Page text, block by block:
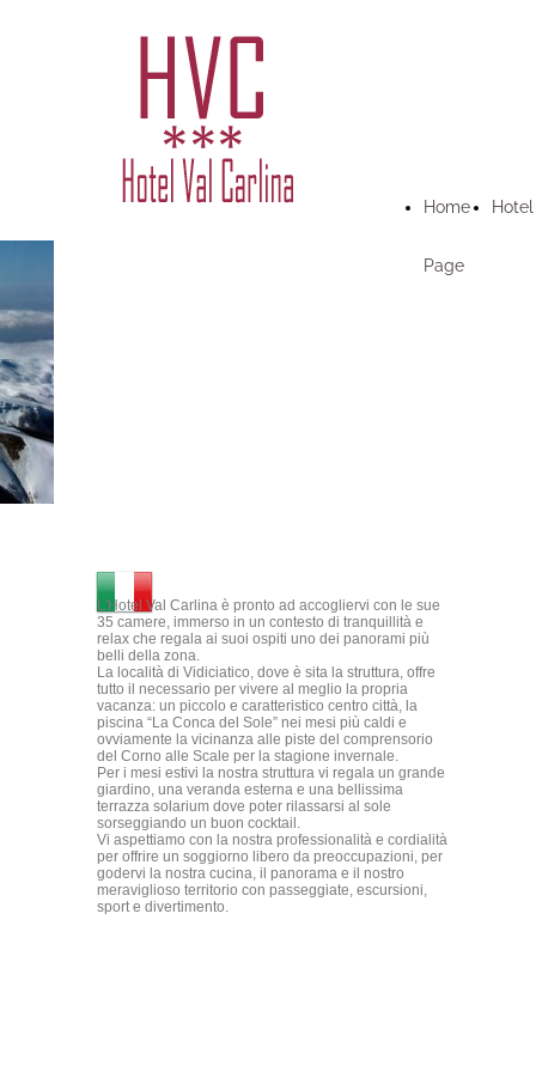
Home
Page
Hotel
L'Hotel Val Carlina è pronto ad accogliervi con le sue
35 camere, immerso in un contesto di tranquillità e
relax che regala ai suoi ospiti uno dei panorami più
belli della zona.
La località di Vidiciatico, dove è sita la struttura, offre
tutto il necessario per vivere al meglio la propria
vacanza: un piccolo e caratteristico centro città, la
piscina “La Conca del Sole” nei mesi più caldi e
ovviamente la vicinanza alle piste del comprensorio
del Corno alle Scale per la stagione invernale.
Per i mesi estivi la nostra struttura vi regala un grande
giardino, una veranda esterna e una bellissima
terrazza solarium dove poter rilassarsi al sole
sorseggiando un buon cocktail.
Vi aspettiamo con la nostra professionalità e cordialità
per offrire un soggiorno libero da preoccupazioni, per
godervi la nostra cucina, il panorama e il nostro
meraviglioso territorio con passeggiate, escursioni,
sport e divertimento.